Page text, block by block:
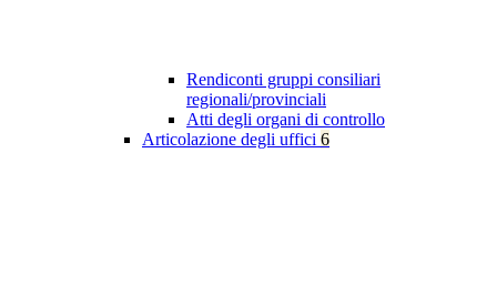
Rendiconti gruppi consiliari
regionali/provinciali
Atti degli organi di controllo
Articolazione degli uffici 6